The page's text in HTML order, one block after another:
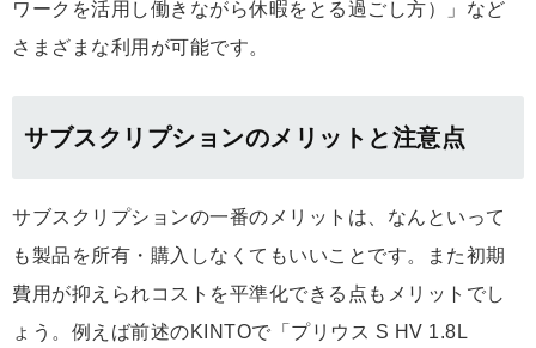
ワークを活用し働きながら休暇をとる過ごし方）」など
さまざまな利用が可能です。
サブスクリプションのメリットと注意点
サブスクリプションの一番のメリットは、なんといって
も製品を所有・購入しなくてもいいことです。また初期
費用が抑えられコストを平準化できる点もメリットでし
ょう。例えば前述のKINTOで「プリウス S HV 1.8L